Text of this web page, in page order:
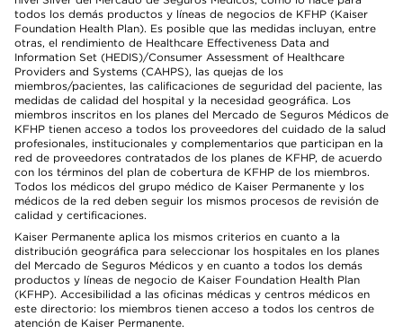
todos los demás productos y líneas de negocios de KFHP (Kaiser
Foundation Health Plan). Es posible que las medidas incluyan, entre
otras, el rendimiento de Healthcare Effectiveness Data and
Information Set (HEDIS)/Consumer Assessment of Healthcare
Providers and Systems (CAHPS), las quejas de los
miembros/pacientes, las calificaciones de seguridad del paciente, las
medidas de calidad del hospital y la necesidad geográfica. Los
miembros inscritos en los planes del Mercado de Seguros Médicos de
KFHP tienen acceso a todos los proveedores del cuidado de la salud
profesionales, institucionales y complementarios que participan en la
red de proveedores contratados de los planes de KFHP, de acuerdo
con los términos del plan de cobertura de KFHP de los miembros.
Todos los médicos del grupo médico de Kaiser Permanente y los
médicos de la red deben seguir los mismos procesos de revisión de
calidad y certificaciones.
Kaiser Permanente aplica los mismos criterios en cuanto a la
distribución geográfica para seleccionar los hospitales en los planes
del Mercado de Seguros Médicos y en cuanto a todos los demás
productos y líneas de negocio de Kaiser Foundation Health Plan
(KFHP). Accesibilidad a las oficinas médicas y centros médicos en
este directorio: los miembros tienen acceso a todos los centros de
atención de Kaiser Permanente.